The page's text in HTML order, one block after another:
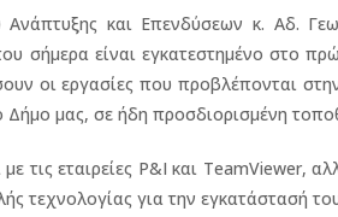
και Επενδύσεων κ. Αδ.
σήμερα είναι εγκατεστημένο στο
οι εργασίες που προβλέπονται
Δήμο μας, σε ήδη προσδιορισμένη
τις εταιρείες P&I και TeamViewer,
τεχνολογίας για την εγκατάστασή